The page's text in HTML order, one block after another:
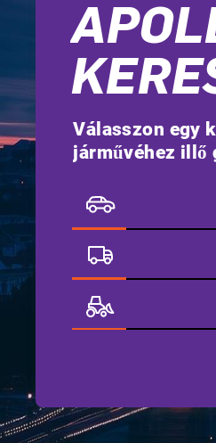
Válasszon egy
járművéhez illő